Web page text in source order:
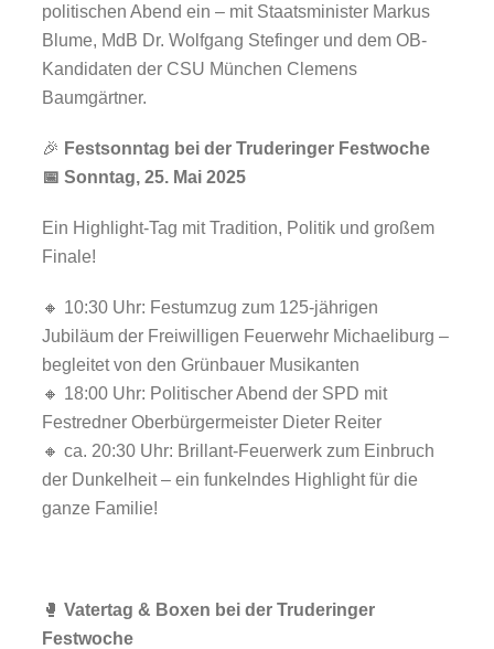
politischen Abend ein – mit Staatsminister Markus
Blume, MdB Dr. Wolfgang Stefinger und dem OB-
Kandidaten der CSU München Clemens
Baumgärtner.
🎉 Festsonntag bei der Truderinger Festwoche
📅 Sonntag, 25. Mai 2025
Ein Highlight-Tag mit Tradition, Politik und großem
Finale!
🔸 10:30 Uhr: Festumzug zum 125-jährigen
Jubiläum der Freiwilligen Feuerwehr Michaeliburg –
begleitet von den Grünbauer Musikanten
🔸 18:00 Uhr: Politischer Abend der SPD mit
Festredner Oberbürgermeister Dieter Reiter
🔸 ca. 20:30 Uhr: Brillant-Feuerwerk zum Einbruch
der Dunkelheit – ein funkelndes Highlight für die
ganze Familie!
🥊 Vatertag & Boxen bei der Truderinger
Festwoche